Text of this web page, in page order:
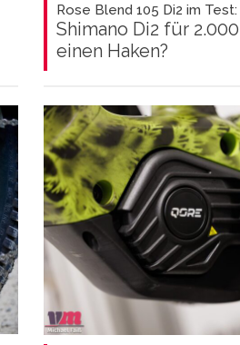
Rose Blend 105 Di2 im Test:
Shimano Di2 für
einen Haken?